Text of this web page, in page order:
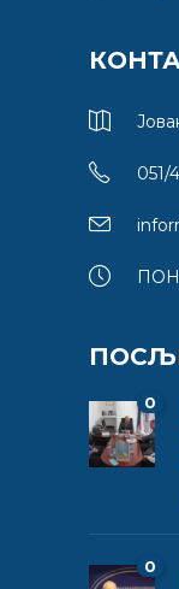
051/
0
0